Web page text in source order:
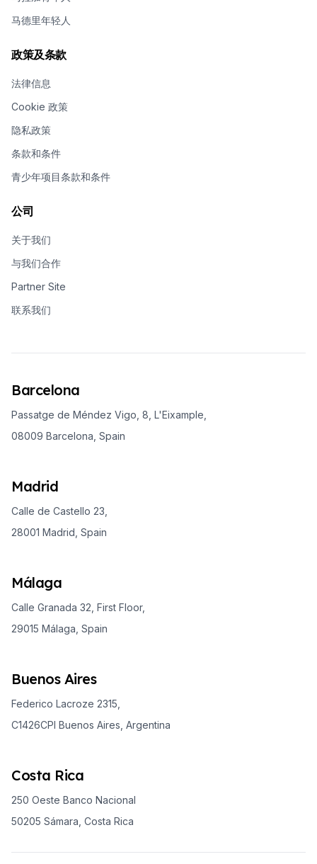
马德里年轻人
政策及条款
法律信息
Cookie 政策
隐私政策
条款和条件
青少年项目条款和条件
公司
关于我们
与我们合作
Partner Site
联系我们
Barcelona
Passatge de Méndez Vigo, 8, L'Eixample,
08009 Barcelona, Spain
Madrid
Calle de Castello 23,
28001 Madrid, Spain
Málaga
Calle Granada 32, First Floor,
29015 Málaga, Spain
Buenos Aires
Federico Lacroze 2315,
C1426CPI Buenos Aires, Argentina
Costa Rica
250 Oeste Banco Nacional
50205 Sámara, Costa Rica